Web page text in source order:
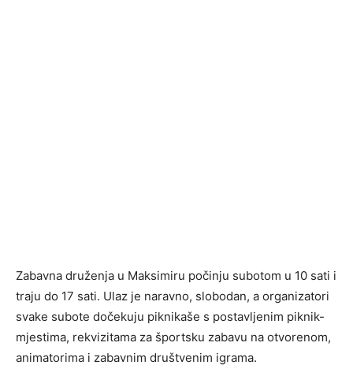
Zabavna druženja u Maksimiru počinju subotom u 10 sati i
traju do 17 sati. Ulaz je naravno, slobodan, a organizatori
svake subote dočekuju piknikaše s postavljenim piknik-
mjestima, rekvizitama za športsku zabavu na otvorenom,
animatorima i zabavnim društvenim igrama.